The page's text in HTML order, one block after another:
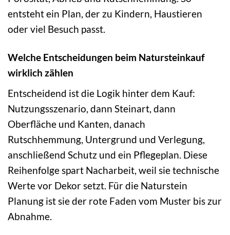
entsteht ein Plan, der zu Kindern, Haustieren
oder viel Besuch passt.
Welche Entscheidungen beim Natursteinkauf
wirklich zählen
Entscheidend ist die Logik hinter dem Kauf:
Nutzungsszenario, dann Steinart, dann
Oberfläche und Kanten, danach
Rutschhemmung, Untergrund und Verlegung,
anschließend Schutz und ein Pflegeplan. Diese
Reihenfolge spart Nacharbeit, weil sie technische
Werte vor Dekor setzt. Für die Naturstein
Planung ist sie der rote Faden vom Muster bis zur
Abnahme.